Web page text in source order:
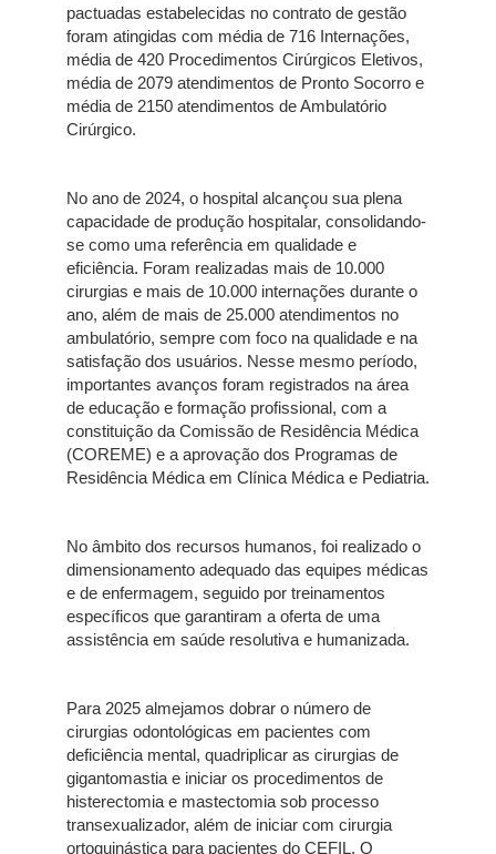
pactuadas estabelecidas no contrato de gestão
foram atingidas com média de 716 Internações,
média de 420 Procedimentos Cirúrgicos Eletivos,
média de 2079 atendimentos de Pronto Socorro e
média de 2150 atendimentos de Ambulatório
Cirúrgico.
No ano de 2024, o hospital alcançou sua plena
capacidade de produção hospitalar, consolidando-
se como uma referência em qualidade e
eficiência. Foram realizadas mais de 10.000
cirurgias e mais de 10.000 internações durante o
ano, além de mais de 25.000 atendimentos no
ambulatório, sempre com foco na qualidade e na
satisfação dos usuários. Nesse mesmo período,
importantes avanços foram registrados na área
de educação e formação profissional, com a
constituição da Comissão de Residência Médica
(COREME) e a aprovação dos Programas de
Residência Médica em Clínica Médica e Pediatria.
No âmbito dos recursos humanos, foi realizado o
dimensionamento adequado das equipes médicas
e de enfermagem, seguido por treinamentos
específicos que garantiram a oferta de uma
assistência em saúde resolutiva e humanizada.
Para 2025 almejamos dobrar o número de
cirurgias odontológicas em pacientes com
deficiência mental, quadriplicar as cirurgias de
gigantomastia e iniciar os procedimentos de
histerectomia e mastectomia sob processo
transexualizador, além de iniciar com cirurgia
ortoguinástica para pacientes do CEFIL. O